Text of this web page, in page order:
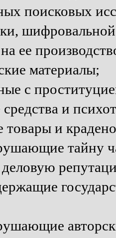
поисковых
ее
материалы;
с
средства и
товары и
тайну
деловую